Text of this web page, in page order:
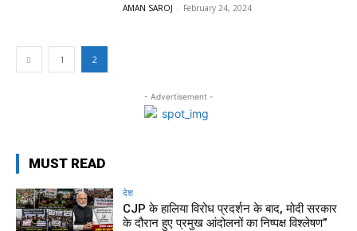
AMAN SAROJ - February 24, 2024
1 2
- Advertisement -
MUST READ
देश
CJP के हालिया विरोध प्रदर्शन के बाद, मोदी सरकार
के दौरान हुए प्रमुख आंदोलनों का निष्पक्ष विश्लेषण”